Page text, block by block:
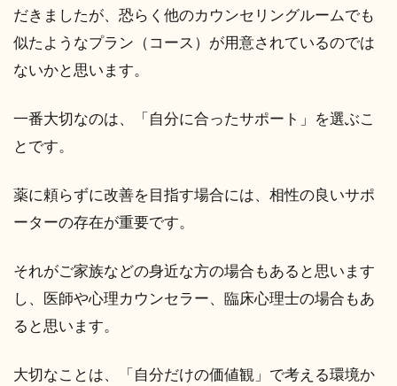
だきましたが、恐らく他のカウンセリングルームでも
似たようなプラン（コース）が用意されているのでは
ないかと思います。
一番大切なのは、「自分に合ったサポート」を選ぶこ
とです。
薬に頼らずに改善を目指す場合には、相性の良いサポ
ーターの存在が重要です。
それがご家族などの身近な方の場合もあると思います
し、医師や心理カウンセラー、臨床心理士の場合もあ
ると思います。
大切なことは、「自分だけの価値観」で考える環境か